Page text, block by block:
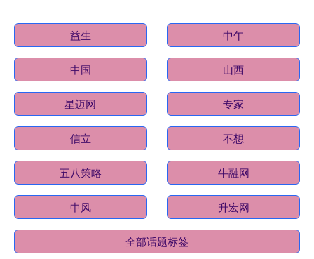
益生 中午
中国 山西
星迈网 专家
信立 不想
五八策略 牛融网
中风 升宏网
全部话题标签